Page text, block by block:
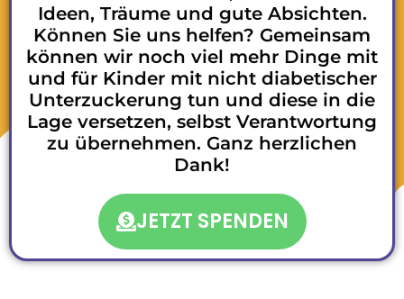
Ideen, Träume und gute Absichten.
Können Sie uns helfen? Gemeinsam
können wir noch viel mehr Dinge mit
und für Kinder mit nicht diabetischer
Unterzuckerung tun und diese in die
Lage versetzen, selbst Verantwortung
zu übernehmen. Ganz herzlichen
Dank!
JETZT SPENDEN